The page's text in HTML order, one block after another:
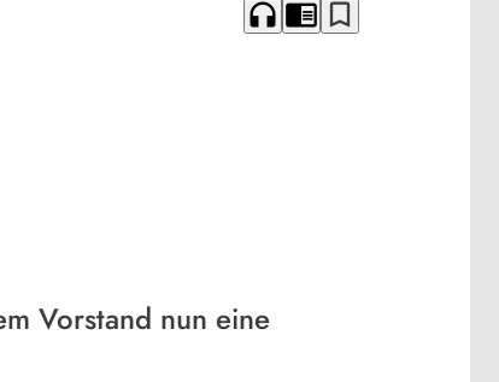
headphones chrome_reader_mode bookmark_border
Vorstand nun eine